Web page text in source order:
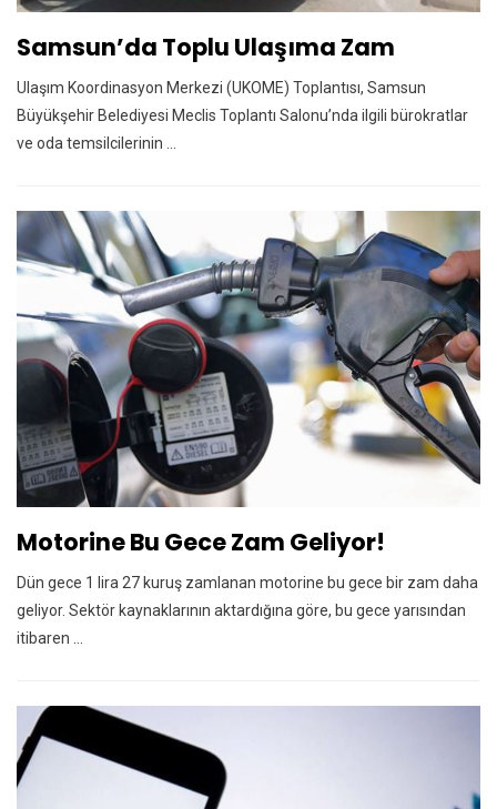
Samsun’da Toplu Ulaşıma Zam
Ulaşım Koordinasyon Merkezi (UKOME) Toplantısı, Samsun
Büyükşehir Belediyesi Meclis Toplantı Salonu’nda ilgili bürokratlar
ve oda temsilcilerinin ...
Motorine Bu Gece Zam Geliyor!
Dün gece 1 lira 27 kuruş zamlanan motorine bu gece bir zam daha
geliyor. Sektör kaynaklarının aktardığına göre, bu gece yarısından
itibaren ...